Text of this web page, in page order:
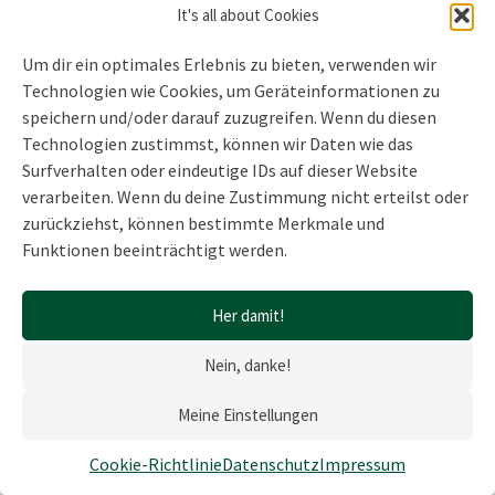
It's all about Cookies
Um dir ein optimales Erlebnis zu bieten, verwenden wir
Technologien wie Cookies, um Geräteinformationen zu
speichern und/oder darauf zuzugreifen. Wenn du diesen
Technologien zustimmst, können wir Daten wie das
Surfverhalten oder eindeutige IDs auf dieser Website
verarbeiten. Wenn du deine Zustimmung nicht erteilst oder
zurückziehst, können bestimmte Merkmale und
Funktionen beeinträchtigt werden.
Her damit!
Nein, danke!
Meine Einstellungen
Cookie-RichtlinieDatenschutzImpressum
September 29, 2019
|Datenschutz|Barrierefreiheit